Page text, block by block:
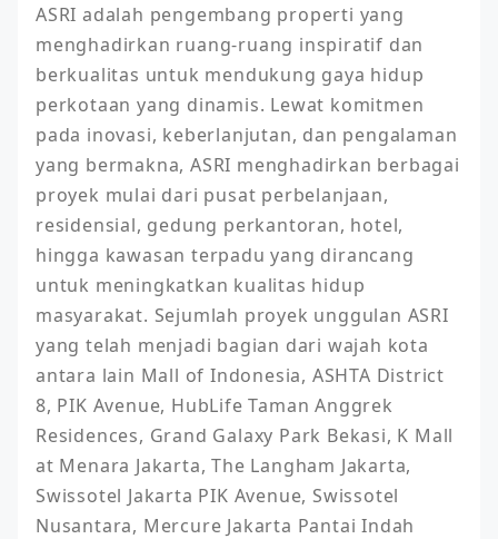
ASRI adalah pengembang properti yang
menghadirkan ruang-ruang inspiratif dan
berkualitas untuk mendukung gaya hidup
perkotaan yang dinamis. Lewat komitmen
pada inovasi, keberlanjutan, dan pengalaman
yang bermakna, ASRI menghadirkan berbagai
proyek mulai dari pusat perbelanjaan,
residensial, gedung perkantoran, hotel,
hingga kawasan terpadu yang dirancang
untuk meningkatkan kualitas hidup
masyarakat. Sejumlah proyek unggulan ASRI
yang telah menjadi bagian dari wajah kota
antara lain Mall of Indonesia, ASHTA District
8, PIK Avenue, HubLife Taman Anggrek
Residences, Grand Galaxy Park Bekasi, K Mall
at Menara Jakarta, The Langham Jakarta,
Swissotel Jakarta PIK Avenue, Swissotel
Nusantara, Mercure Jakarta Pantai Indah